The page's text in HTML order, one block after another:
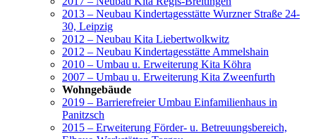
2013 – Neubau Kindertagesstätte Wurzner Straße 24-
30, Leipzig
2012 – Neubau Kita Liebertwolkwitz
2012 – Neubau Kindertagesstätte Ammelshain
2010 – Umbau u. Erweiterung Kita Köhra
2007 – Umbau u. Erweiterung Kita Zweenfurth
Wohngebäude
2019 – Barrierefreier Umbau Einfamilienhaus in
Panitzsch
2015 – Erweiterung Förder- u. Betreuungsbereich,